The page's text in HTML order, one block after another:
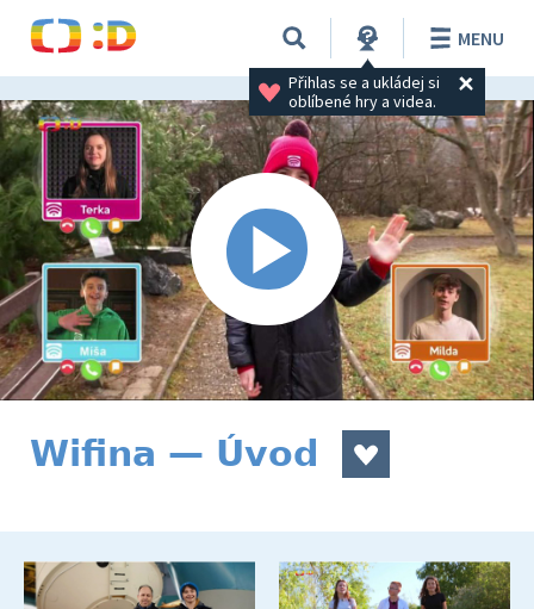
Přihlas se a ukládej si
oblíbené hry a videa.
MENU
Wifina — Úvod